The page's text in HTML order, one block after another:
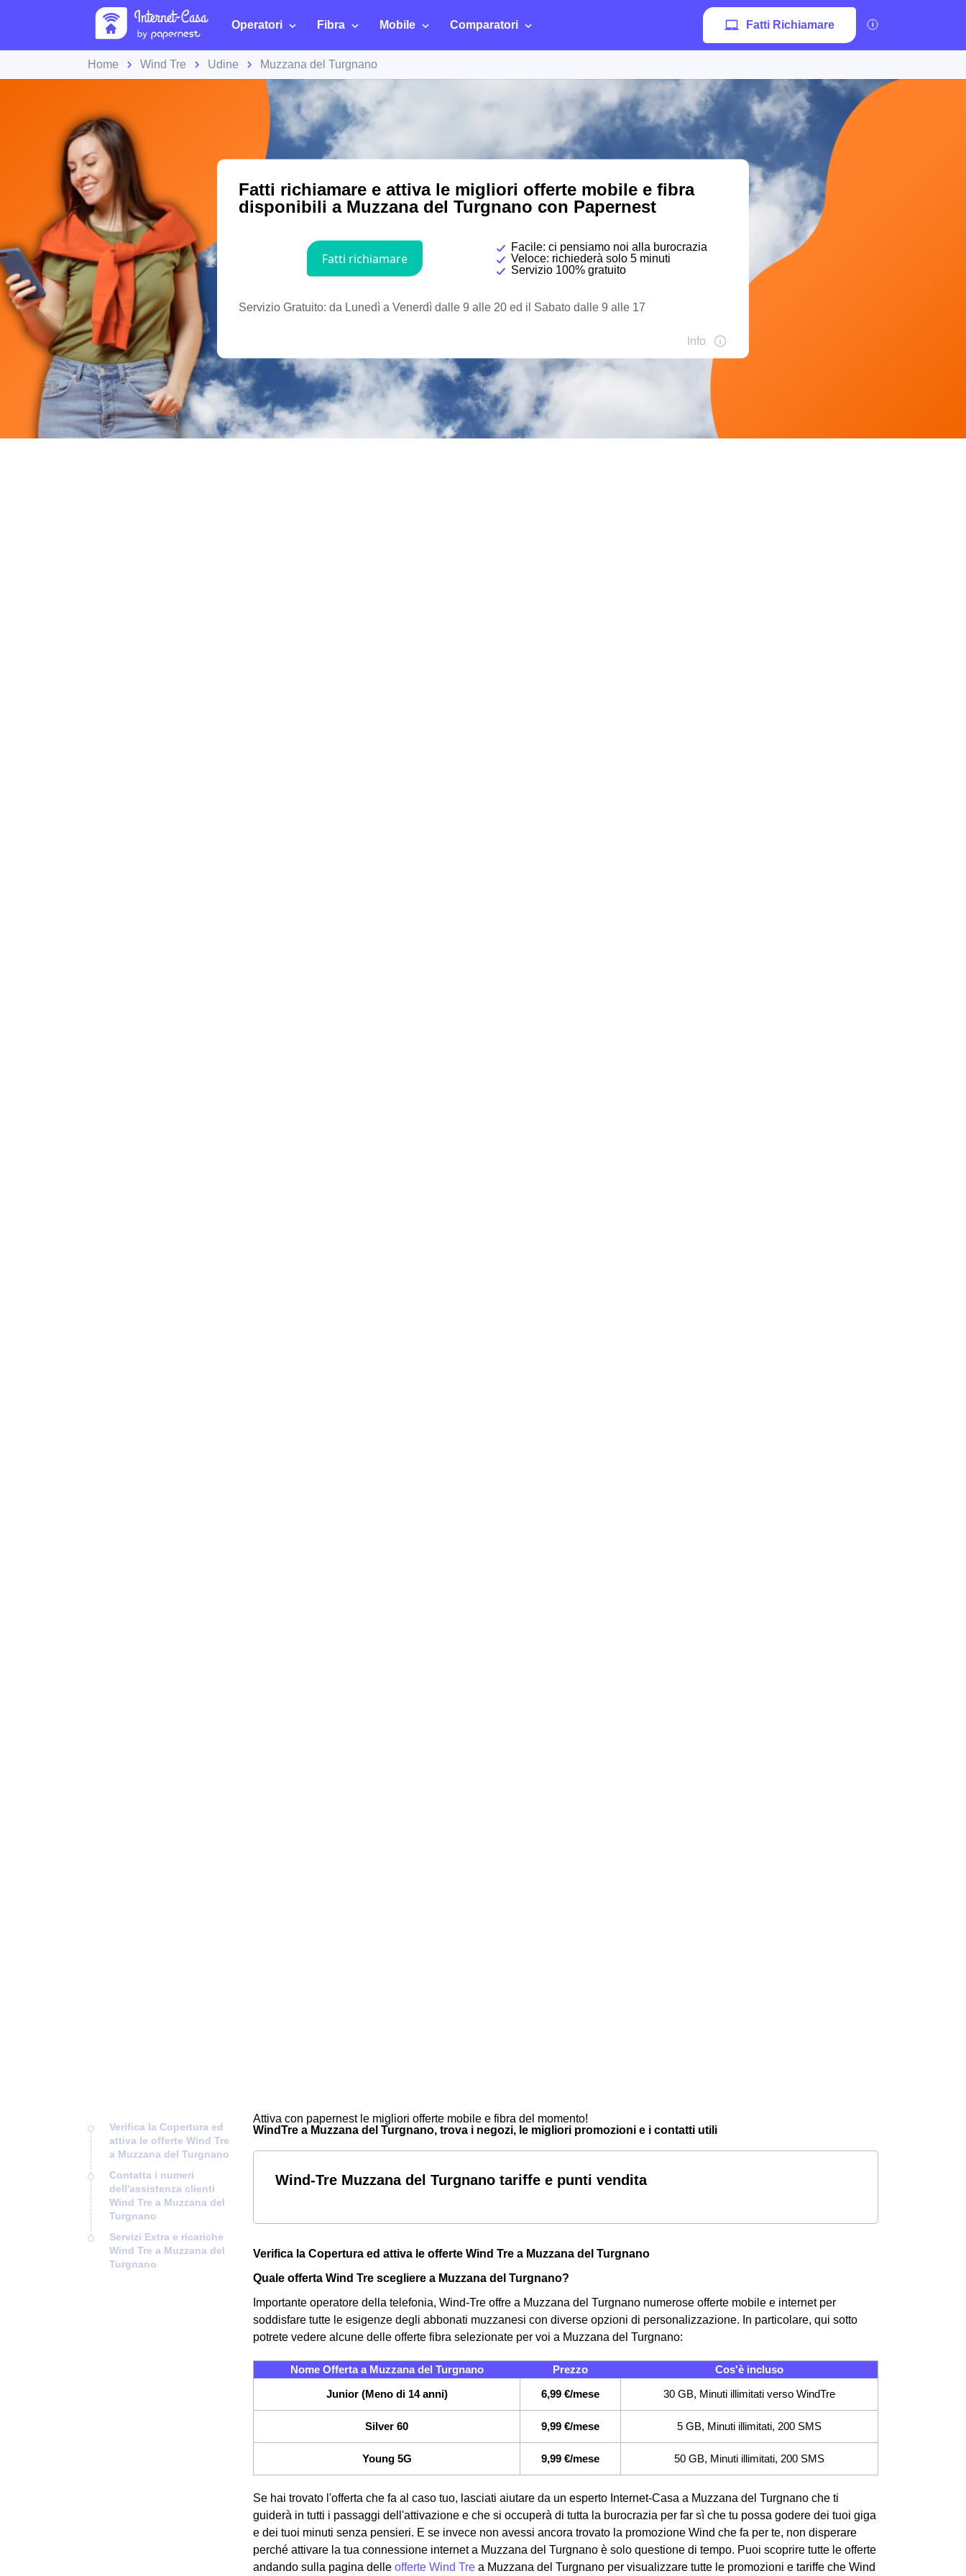
Operatori Fibra Mobile Comparatori Fatti Richiamare
Home Wind Tre Udine Muzzana del Turgnano
Verifica la Copertura ed
attiva le offerte Wind Tre
a Muzzana del Turgnano
Contatta i numeri
dell'assistenza clienti
Wind Tre a Muzzana del
Turgnano
Servizi Extra e ricariche
Wind Tre a Muzzana del
Turgnano
Attiva con papernest le migliori offerte mobile e fibra del momento!
WindTre a Muzzana del Turgnano, trova i negozi, le migliori promozioni e i contatti utili
Wind-Tre Muzzana del Turgnano tariffe e punti vendita
Verifica la Copertura ed attiva le offerte Wind Tre a Muzzana del Turgnano
Quale offerta Wind Tre scegliere a Muzzana del Turgnano?
Importante operatore della telefonia, Wind-Tre offre a Muzzana del Turgnano numerose offerte mobile e internet per
soddisfare tutte le esigenze degli abbonati muzzanesi con diverse opzioni di personalizzazione. In particolare, qui sotto
potrete vedere alcune delle offerte fibra selezionate per voi a Muzzana del Turgnano:
Nome Offerta a Muzzana del Turgnano Prezzo
Cos'è incluso
Junior (Meno di 14 anni)
6,99 €/mese 30 GB, Minuti illimitati verso WindTre
Silver 60 9,99 €/mese 5 GB, Minuti illimitati, 200 SMS
Young 5G 9,99 €/mese 50 GB, Minuti illimitati, 200 SMS
Se hai trovato l'offerta che fa al caso tuo, lasciati aiutare da un esperto Internet-Casa a Muzzana del Turgnano che ti
guiderà in tutti i passaggi dell'attivazione e che si occuperà di tutta la burocrazia per far sì che tu possa godere dei tuoi giga
e dei tuoi minuti senza pensieri. E se invece non avessi ancora trovato la promozione Wind che fa per te, non disperare
perché attivare la tua connessione internet a Muzzana del Turgnano è solo questione di tempo. Puoi scoprire tutte le offerte
andando sulla pagina delle offerte Wind Tre a Muzzana del Turgnano per visualizzare tutte le promozioni e tariffe che Wind